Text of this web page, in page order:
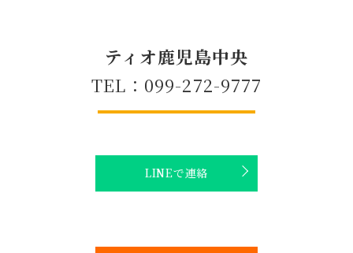
ティオ鹿児島中央
TEL：099-272-9777
LINEで連絡